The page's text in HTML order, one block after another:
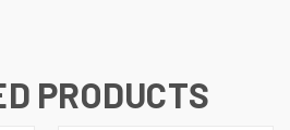
PRODUCTS